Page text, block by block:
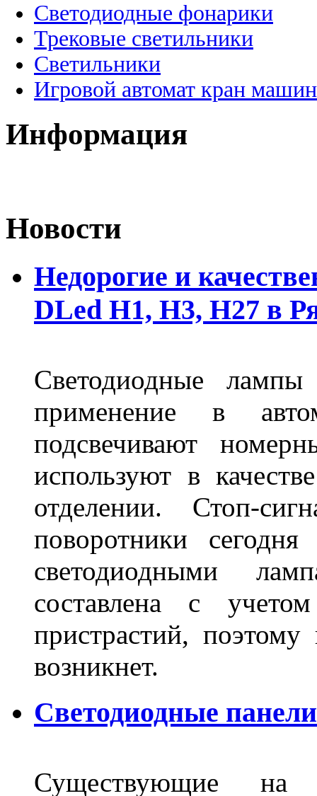
Светодиодные фонарики
Трековые светильники
Светильники
Игровой автомат кран
Информация
Новости
Недорогие и
DLed Н1, Н3, Н27 в
Светодиодные
применение в
подсвечивают
используют в
отделении. Стоп-
поворотники
светодиодными
составлена с
пристрастий,
возникнет.
Светодиодные
Существующие